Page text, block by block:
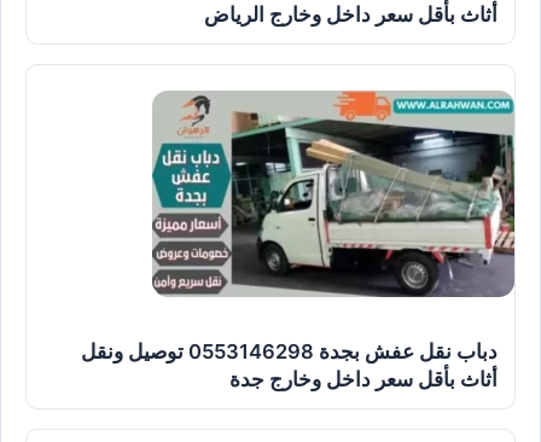
أثاث بأقل سعر داخل وخارج الرياض
دباب نقل عفش بجدة 0553146298 توصيل ونقل
أثاث بأقل سعر داخل وخارج جدة